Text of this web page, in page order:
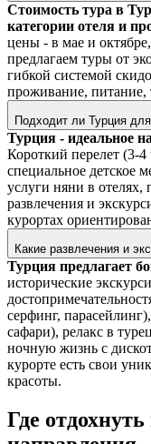
Стоимость тура в
категории отеля и
цены - в мае и
предлагаем туры от
гибкой системой
проживание, питание,
Подходит ли Турция
Турция - идеальное
Короткий перелет (3-
специальное детское
услуги няни в отелях,
развлечения и
курортах
Какие развлечения и
Турция предлагает
исторические
серфинг,
сафари), релакс в
ночную жизнь с
курорте есть свои
красоты.
Где